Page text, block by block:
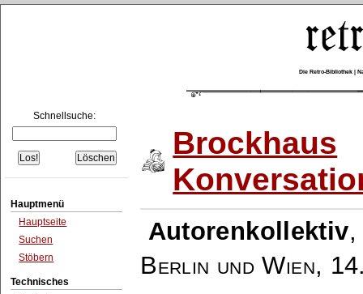
Die Retro-Bibliothek |
Schnellsuche:
Hauptmenü
Hauptseite
Suchen
Stöbern
Technisches
Brockhaus
Autorenkollektiv
Berlin und Wien,